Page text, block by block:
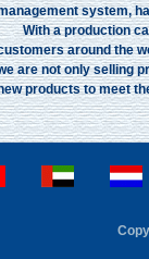
system,
a production
around the
are not only selling
products to meet